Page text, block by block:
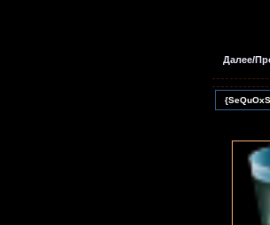
Далее/